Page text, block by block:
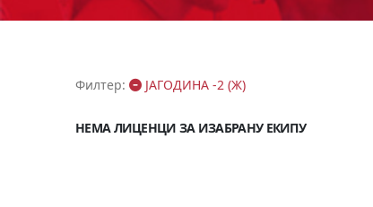
Филтер: ЈАГОДИНА -2 (Ж)
НЕМА ЛИЦЕНЦИ ЗА ИЗАБРАНУ ЕКИПУ